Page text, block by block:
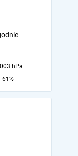
hPa
61%